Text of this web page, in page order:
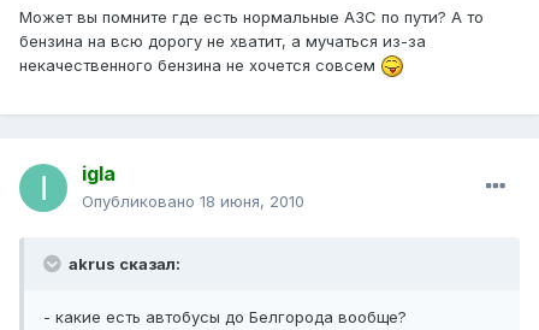
Может вы помните где есть нормальные АЗС по пути? А то
бензина на всю дорогу не хватит, а мучаться из-за
некачественного бензина не хочется совсем
igla
Опубликовано 18 июня, 2010
akrus сказал:
- какие есть автобусы до Белгорода вообще?